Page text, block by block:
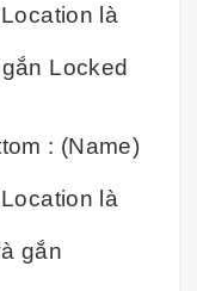
là
Locked
: (Name)
là
gắn